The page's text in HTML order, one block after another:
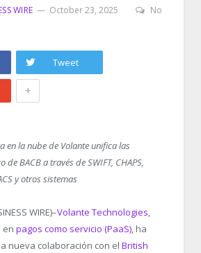
WIRE October 23, 2025
No
Tweet
+
en la nube de Volante unifica las
BACB a través de SWIFT, CHAPS,
y otros sistemas
WIRE)–Volante Technologies,
en pagos como servicio (PaaS), ha
nueva colaboración con el British